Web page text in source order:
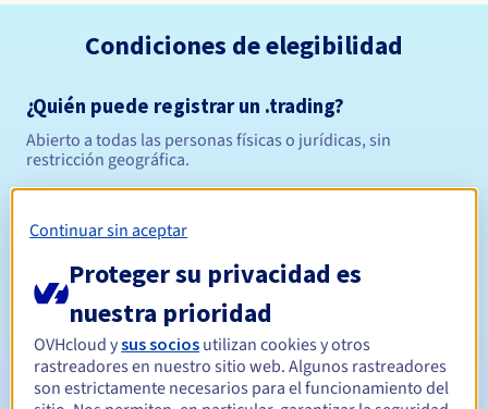
Condiciones de elegibilidad
¿Quién puede registrar un .trading?
Abierto a todas las personas físicas o jurídicas, sin
restricción geográfica.
Período de registro
Período de renovación Entre 1 y 10 años
Continuar sin aceptar
Proteger su privacidad es
nuestra prioridad
OVHcloud ysus socios utilizan cookies y otros
rastreadores en nuestro sitio web. Algunos rastreadores
son estrictamente necesarios para el funcionamiento del